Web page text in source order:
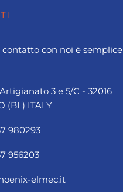
con noi è semplice
3 e 5/C - 32016
(BL) ITALY
980293
956203
elmec.it